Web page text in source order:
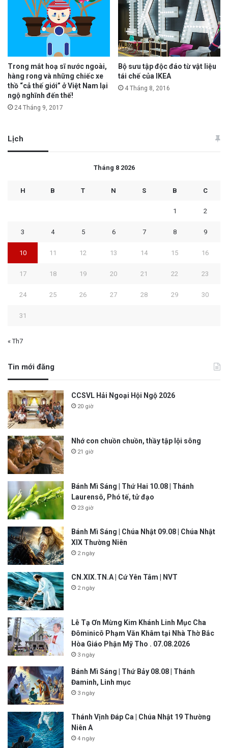
Trong mắt hoạ sĩ nước ngoài,
hàng rong và những chiếc xe
thồ “cả thế giới” ở Việt Nam lại
ngộ nghĩnh đến thế!
24 Tháng 9, 2017
Bộ sưu tập độc đáo từ vật liệu
tái chế của IKEA
4 Tháng 8, 2016
Lịch
Tháng 8 2026
H B T N S B C
1 2
3 4 5 6 7 8 9
10 11 12 13 14 15 16
17 18 19 20 21 22 23
24 25 26 27 28 29 30
31
« Th7
Tin mới đăng
CCSVL Hải Ngoại Hội Ngộ 2026
20 giờ
Nhớ con chuồn chuồn, thầy tập lội sông
21 giờ
Bánh Mì Sáng | Thứ Hai 10.08 | Thánh
Laurensô, Phó tế, tử đạo
23 giờ
Bánh Mì Sáng | Chúa Nhật 09.08 | Chúa Nhật
XIX Thường Niên
2 ngày
CN.XIX.TN.A | Cứ Yên Tâm | NVT
2 ngày
Lễ Tạ Ơn Mừng Kim Khánh Linh Mục Cha
Đôminicô Phạm Văn Khâm tại Nhà Thờ Bắc
Hòa Giáo Phận Mỹ Tho . 07.08.2026
3 ngày
Bánh Mì Sáng | Thứ Bảy 08.08 | Thánh
Đaminh, Linh mục
3 ngày
Thánh Vịnh Đáp Ca | Chúa Nhật 19 Thường
Niên A
4 ngày